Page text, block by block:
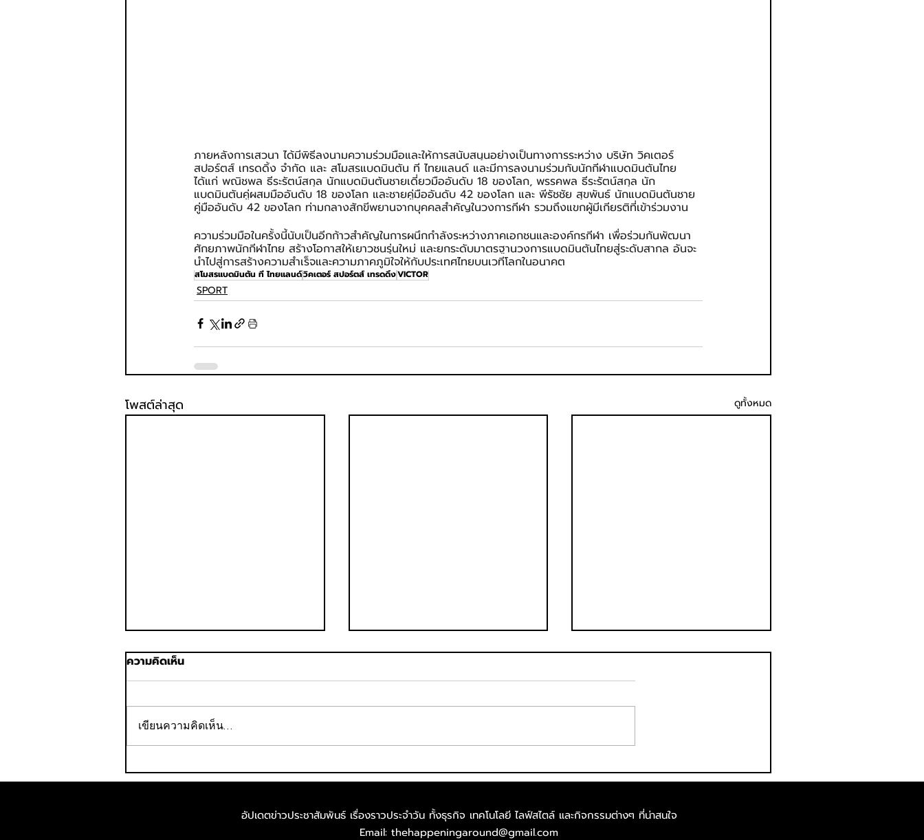
ภายหลังการเสวนา ได้มีพิธีลงนามความร่วมมือและให้การสนับสนุนอย่างเป็นทางการระหว่าง บริษัท วิคเตอร์
สปอร์ตส์ เทรดดิ้ง จำกัด และ สโมสรแบดมินตัน ที ไทยแลนด์ และมีการลงนามร่วมกับนักกีฬาแบดมินตันไทย
ได้แก่ พณิชพล ธีระรัตน์สกุล นักแบดมินตันชายเดี่ยวมืออันดับ 18 ของโลก, พรรคพล ธีระรัตน์สกุล นัก
แบดมินตันคู่ผสมมืออันดับ 18 ของโลก และชายคู่มืออันดับ 42 ของโลก และ พีรัชชัย สุขพันธ์ นักแบดมินตันชาย
คู่มืออันดับ 42 ของโลก ท่ามกลางสักขีพยานจากบุคคลสำคัญในวงการกีฬา รวมถึงแขกผู้มีเกียรติที่เข้าร่วมงาน
ความร่วมมือในครั้งนี้นับเป็นอีกก้าวสำคัญในการผนึกกำลังระหว่างภาคเอกชนและองค์กรกีฬา เพื่อร่วมกันพัฒนา
ศักยภาพนักกีฬาไทย สร้างโอกาสให้เยาวชนรุ่นใหม่ และยกระดับมาตรฐานวงการแบดมินตันไทยสู่ระดับสากล อันจะ
นำไปสู่การสร้างความสำเร็จและความภาคภูมิใจให้กับประเทศไทยบนเวทีโลกในอนาคต
สโมสรแบดมินตัน ที ไทยแลนด์วิคเตอร์ สปอร์ตส์ เทรดดิ้งVICTOR
SPORT
โพสต์ล่าสุด ดูทั้งหมด
ฮาล์ฟ มาราธอน 2026” สนามที่
มาราธอนกลางเมืองมรดกโลก
เชียร์เอเชียนเกมส์ครั้งแรกใน
ไทย ส่งบิ๊กแคมเปญ “
#มากกว่ามหกรรมกีฬา ALL IN
Superbike 2026 สนาม 2
รวมนักบิดดาวดัง-ดาวรุ่ง ทัพ
เรซควีนสาวสวย เสิร์ฟสีสันคู่
ความคิดเห็น
เขียนความคิดเห็น…
อัปเดตข่าวประชาสัมพันธ์ เรื่องราวประจำวัน ทั้งธุรกิจ เทคโนโลยี ไลฟ์สไตล์​ และกิจกรรมต่างๆ ที่น่าสนใจ
Email: thehappeningaround@gmail.com